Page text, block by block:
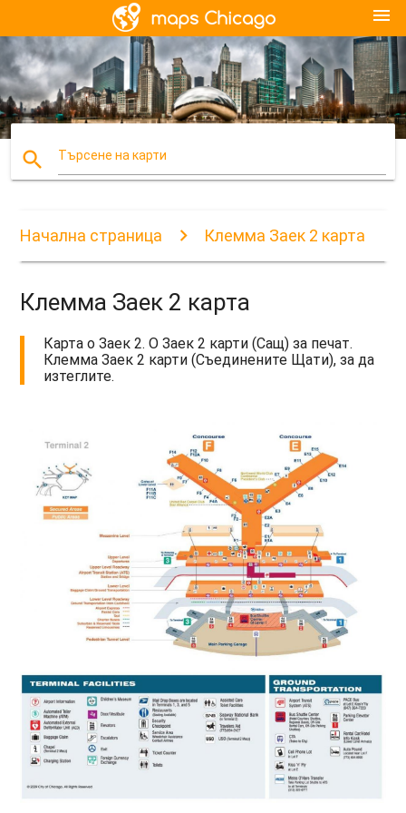
menu
search Търсене на карти
Начална страница Клемма Заек 2 карта
Клемма Заек 2 карта
Карта o Заек 2. O Заек 2 карти (Сащ) за печат.
Клемма Заек 2 карти (Съединените Щати), за да
изтеглите.